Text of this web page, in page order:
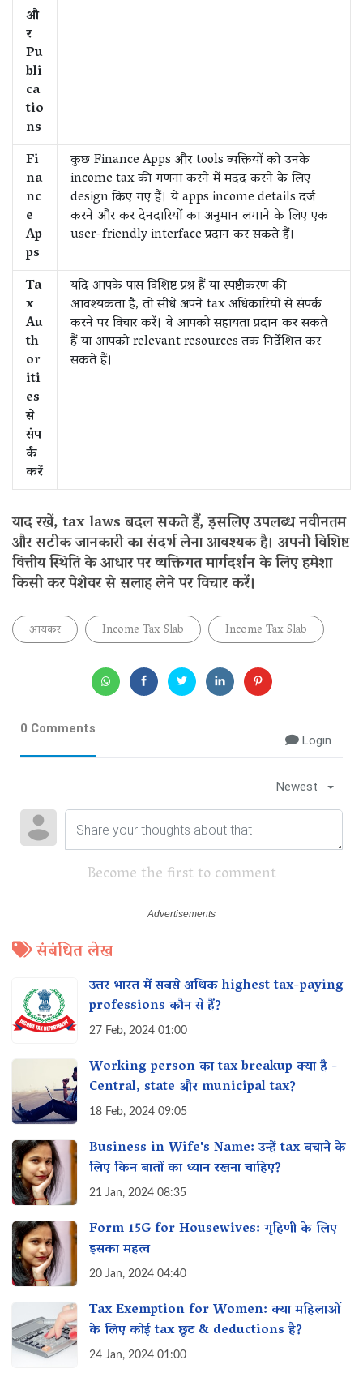
औ
र
Pu
bli
ca
tio
ns
Fi
na
nc
e
Ap
ps
कुछ Finance Apps और tools व्यक्तियों को उनके
income tax की गणना करने में मदद करने के लिए
design किए गए हैं। ये apps income details दर्ज
करने और कर देनदारियों का अनुमान लगाने के लिए एक
user-friendly interface प्रदान कर सकते हैं।
Ta
x
Au
th
or
iti
es
से
संप
र्क
करें
यदि आपके पास विशिष्ट प्रश्न हैं या स्पष्टीकरण की
आवश्यकता है, तो सीधे अपने tax अधिकारियों से संपर्क
करने पर विचार करें। वे आपको सहायता प्रदान कर सकते
हैं या आपको relevant resources तक निर्देशित कर
सकते हैं।
याद रखें, tax laws बदल सकते हैं, इसलिए उपलब्ध नवीनतम
और सटीक जानकारी का संदर्भ लेना आवश्यक है। अपनी विशिष्ट
वित्तीय स्थिति के आधार पर व्यक्तिगत मार्गदर्शन के लिए हमेशा
किसी कर पेशेवर से सलाह लेने पर विचार करें।
आयकर Income Tax Slab Income Tax Slab
0 Comments
Login
Newest
Become the first to comment
संबंधित लेख
उत्तर भारत में सबसे अधिक highest tax-paying
professions कौन से हैं?
27 Feb, 2024 01:00
Working person का tax breakup क्या है -
Central, state और municipal tax?
18 Feb, 2024 09:05
Business in Wife's Name: उन्हें tax बचाने के
लिए किन बातों का ध्यान रखना चाहिए?
21 Jan, 2024 08:35
Form 15G for Housewives: गृहिणी के लिए
इसका महत्व‌
20 Jan, 2024 04:40
Tax Exemption for Women: क्या महिलाओं
के लिए कोई tax छूट & deductions है?
24 Jan, 2024 01:00